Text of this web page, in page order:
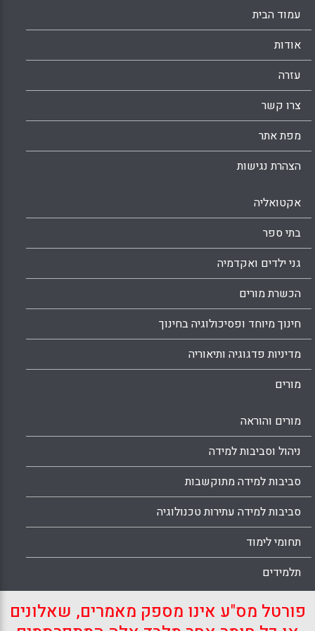
הלימודים לבין מגמות בחברה ובתרבות והשינויים
בזהות הקולקטיבית של ישראל. (יהושוע מטיאש,
עמוד הבית
אודות
עזרה
צרו קשר
מפת אתר
הצהרת נגישות
אקטואליה
בתי ספר
גני ילדים ואקדמיה
הכשרת מורים
חינוך מיוחד ופסיכולוגיה בחינוך
מדיניות פדגוגיה ותיאוריה
מורים
מורים והוראה
ניהול וסביבות למידה
סביבות למידה מתוקשבות
סביבות למידה עתירות טכנולוגיה
תחומי לימוד
תלמידים
פורטל מס"ע אינו מספק מאמרים, שאלונים